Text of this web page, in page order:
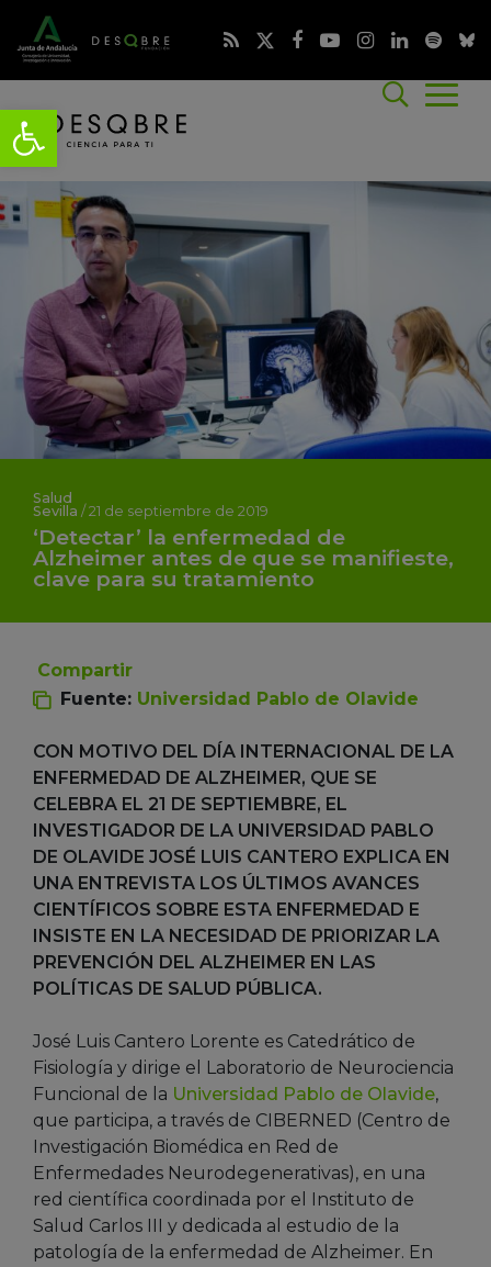
Salud
Sevilla /21 de septiembre de 2019
‘Detectar’ la enfermedad de
Alzheimer antes de que se manifieste,
clave para su tratamiento
Compartir
Fuente: Universidad Pablo de Olavide
CON MOTIVO DEL DÍA INTERNACIONAL DE LA
ENFERMEDAD DE ALZHEIMER, QUE SE
CELEBRA EL 21 DE SEPTIEMBRE, EL
INVESTIGADOR DE LA UNIVERSIDAD PABLO
DE OLAVIDE JOSÉ LUIS CANTERO EXPLICA EN
UNA ENTREVISTA LOS ÚLTIMOS AVANCES
CIENTÍFICOS SOBRE ESTA ENFERMEDAD E
INSISTE EN LA NECESIDAD DE PRIORIZAR LA
PREVENCIÓN DEL ALZHEIMER EN LAS
POLÍTICAS DE SALUD PÚBLICA.
José Luis Cantero Lorente es Catedrático de
Fisiología y dirige el Laboratorio de Neurociencia
Funcional de la Universidad Pablo de Olavide,
que participa, a través de CIBERNED (Centro de
Investigación Biomédica en Red de
Enfermedades Neurodegenerativas), en una
red científica coordinada por el Instituto de
Salud Carlos III y dedicada al estudio de la
patología de la enfermedad de Alzheimer. En